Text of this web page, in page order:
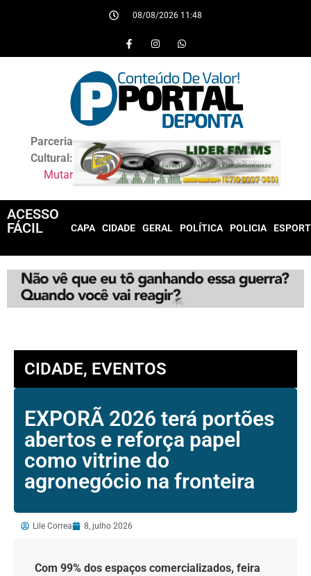
08/08/2026 11:48
Parceria
Cultural:
Mutar
ACESSO
FÁCIL
CAPA CIDADE GERAL POLÍTICA POLICIA
CIDADE, EVENTOS
EXPORÃ 2026 terá portões
abertos e reforça papel
como vitrine do
agronegócio na fronteira
Lile Correa 8, julho 2026
Com 99% dos espaços comercializados, feira